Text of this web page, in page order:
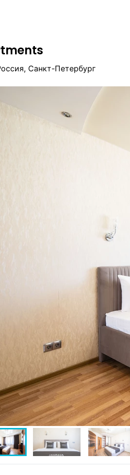
Санкт-Петербург